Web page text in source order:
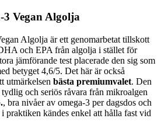
3 Vegan Algolja
Algolja är ett genomarbetat tillskott
och EPA från algolja i stället för
jämförande test placerade den sig som
betyget 4,6/5. Det här är också
utmärkelsen bästa premiumvalet. Den
och seriös råvara från mikroalgen
, bra nivåer av omega-3 per dagsdos och
praktiken kändes enkel att hålla fast vid